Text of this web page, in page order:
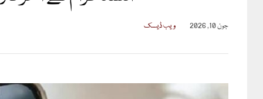
جون 10, 2026 ویب ڈیسک